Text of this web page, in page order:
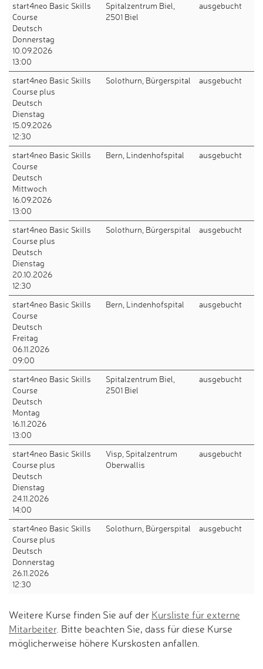
start4neo Basic Skills
Course
Deutsch
Donnerstag
10.09.2026
13:00
Spitalzentrum Biel,
2501 Biel
ausgebucht
start4neo Basic Skills
Course plus
Deutsch
Dienstag
15.09.2026
12:30
Solothurn, Bürgerspital ausgebucht
start4neo Basic Skills
Course
Deutsch
Mittwoch
16.09.2026
13:00
Bern, Lindenhofspital ausgebucht
start4neo Basic Skills
Course plus
Deutsch
Dienstag
20.10.2026
12:30
Solothurn, Bürgerspital ausgebucht
start4neo Basic Skills
Course
Deutsch
Freitag
06.11.2026
09:00
Bern, Lindenhofspital ausgebucht
start4neo Basic Skills
Course
Deutsch
Montag
16.11.2026
13:00
Spitalzentrum Biel,
2501 Biel
ausgebucht
start4neo Basic Skills
Course plus
Deutsch
Dienstag
24.11.2026
14:00
Visp, Spitalzentrum
Oberwallis
ausgebucht
start4neo Basic Skills
Course plus
Deutsch
Donnerstag
26.11.2026
12:30
Solothurn, Bürgerspital ausgebucht
Weitere Kurse finden Sie auf der Kursliste für externe
Mitarbeiter. Bitte beachten Sie, dass für diese Kurse
möglicherweise höhere Kurskosten anfallen.